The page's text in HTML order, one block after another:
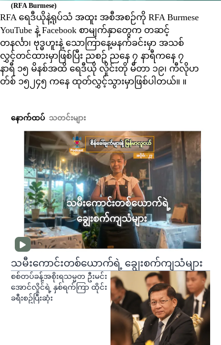
(RFA Burmese)
RFA ရေဒီယိုနဲ့ရုပ်သံ အထူး အစီအစဉ်ကို RFA Burmese
YouTube နဲ့ Facebook စာမျက်နှာတွေက တဆင့်
တနင်္လာ၊ ဗုဒ္ဓဟူးနဲ့ သောကြာနေ့မနက်ခင်းမှာ အသစ်
လွှင့်တင်ထားမှာဖြစ်ပြီး ညစဥ် ညနေ ၇ နာရီကနေ ၇
နာရီ ၁၅ မိနစ်အထိ ရေဒီယို လှိုင်းတို မီတာ ၁၉၊ ကီလိုဟ
တ်စ် ၁၅၂၄၅ ကနေ ထုတ်လွှင့်သွားမှာဖြစ်ပါတယ်။ ။
နောက်ထပ် သတင်းများ
သမီးကောင်းတစ်ယောက်ရဲ့ ချွေးစက်ကျသံများ
စစ်တပ်ခန့်အစိုးရသမ္မတ ဦးမင်း
အောင်လှိုင်ရဲ့ နှစ်ရက်ကြာ ထိုင်း
ခရီးစဥ်ပြီးဆုံး